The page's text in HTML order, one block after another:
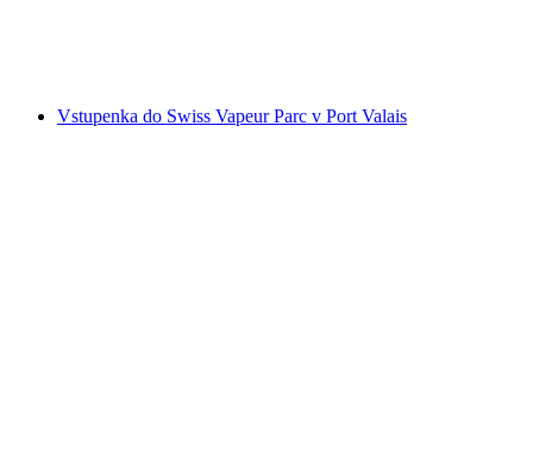
Vstupenka do Swiss Vapeur Parc v Port Valais